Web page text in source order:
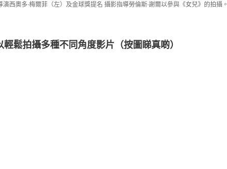
⻄奧多·梅爾菲（左）及金球獎提名 攝影指導勞倫斯·謝爾以參與《女兒》的拍攝。
鬆拍攝多種不同角度影片（按圖睇真啲）